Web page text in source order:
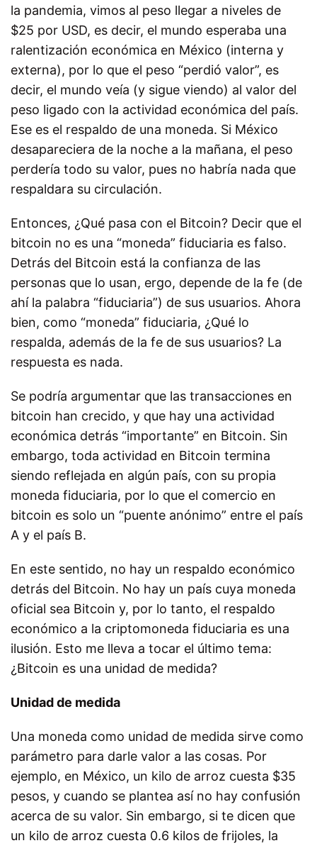
la pandemia, vimos al peso llegar a niveles de
$25 por USD, es decir, el mundo esperaba una
ralentización económica en México (interna y
externa), por lo que el peso “perdió valor”, es
decir, el mundo veía (y sigue viendo) al valor del
peso ligado con la actividad económica del país.
Ese es el respaldo de una moneda. Si México
desapareciera de la noche a la mañana, el peso
perdería todo su valor, pues no habría nada que
respaldara su circulación.
Entonces, ¿Qué pasa con el Bitcoin? Decir que el
bitcoin no es una “moneda” fiduciaria es falso.
Detrás del Bitcoin está la confianza de las
personas que lo usan, ergo, depende de la fe (de
ahí la palabra “fiduciaria”) de sus usuarios. Ahora
bien, como “moneda” fiduciaria, ¿Qué lo
respalda, además de la fe de sus usuarios? La
respuesta es nada.
Se podría argumentar que las transacciones en
bitcoin han crecido, y que hay una actividad
económica detrás “importante” en Bitcoin. Sin
embargo, toda actividad en Bitcoin termina
siendo reflejada en algún país, con su propia
moneda fiduciaria, por lo que el comercio en
bitcoin es solo un “puente anónimo” entre el país
A y el país B.
En este sentido, no hay un respaldo económico
detrás del Bitcoin. No hay un país cuya moneda
oficial sea Bitcoin y, por lo tanto, el respaldo
económico a la criptomoneda fiduciaria es una
ilusión. Esto me lleva a tocar el último tema:
¿Bitcoin es una unidad de medida?
Unidad de medida
Una moneda como unidad de medida sirve como
parámetro para darle valor a las cosas. Por
ejemplo, en México, un kilo de arroz cuesta $35
pesos, y cuando se plantea así no hay confusión
acerca de su valor. Sin embargo, si te dicen que
un kilo de arroz cuesta 0.6 kilos de frijoles, la